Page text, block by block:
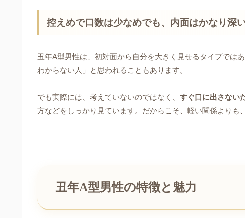
控えめで口数は少なめでも、内面はかなり深
丑年A型男性は、初対面から自分を大きく見せるタイプでは
わからない人」と思われることもあります。
でも実際には、考えていないのではなく、 すぐ口に出さない
方などをしっかり見ています。だからこそ、軽い関係よりも
丑年A型男性の特徴と魅力